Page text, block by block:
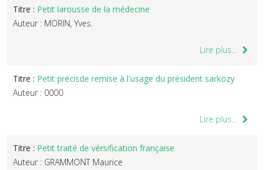
Titre : Petit larousse de la médecine
Auteur : MORIN, Yves.
Lire plus...
Titre : Petit précisde remise à l'usage du président sarkozy
Auteur : 0000
Lire plus...
Titre : Petit traité de vérsification française
Auteur : GRAMMONT Maurice